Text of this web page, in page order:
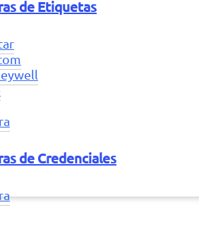
de Etiquetas
de Credenciales